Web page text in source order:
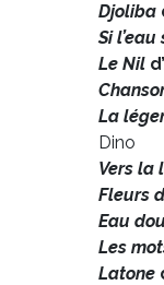
Djoliba
Si l’eau
Le Nil
La
Dino
Vers la
Fleurs
Eau
Les
Latone